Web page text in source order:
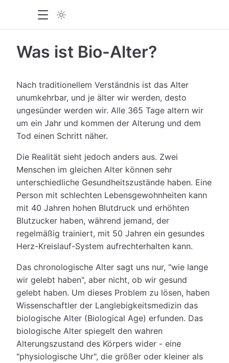
Was ist Bio-Alter?
Nach traditionellem Verständnis ist das Alter
unumkehrbar, und je älter wir werden, desto
ungesünder werden wir. Alle 365 Tage altern wir
um ein Jahr und kommen der Alterung und dem
Tod einen Schritt näher.
Die Realität sieht jedoch anders aus. Zwei
Menschen im gleichen Alter können sehr
unterschiedliche Gesundheitszustände haben. Eine
Person mit schlechten Lebensgewohnheiten kann
mit 40 Jahren hohen Blutdruck und erhöhten
Blutzucker haben, während jemand, der
regelmäßig trainiert, mit 50 Jahren ein gesundes
Herz-Kreislauf-System aufrechterhalten kann.
Das chronologische Alter sagt uns nur, "wie lange
wir gelebt haben", aber nicht, ob wir gesund
gelebt haben. Um dieses Problem zu lösen, haben
Wissenschaftler der Langlebigkeitsmedizin das
biologische Alter (Biological Age) erfunden. Das
biologische Alter spiegelt den wahren
Alterungszustand des Körpers wider - eine
"physiologische Uhr", die größer oder kleiner als